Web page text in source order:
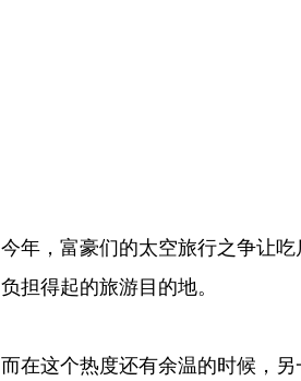
今年，富豪们的太空旅行之争让
负担得起的旅游目的地。
而在这个热度还有余温的时候，